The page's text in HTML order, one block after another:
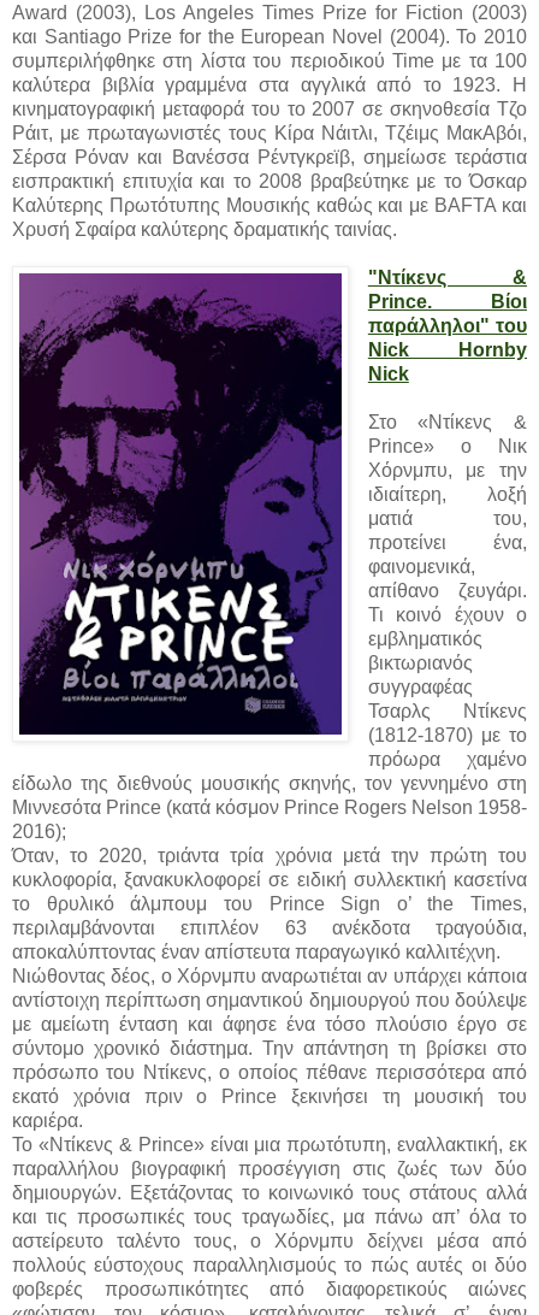
Award (2003), Los Angeles Times Prize for Fiction (2003)
και Santiago Prize for the European Novel (2004). Το 2010
συμπεριλήφθηκε στη λίστα του περιοδικού Time με τα 100
καλύτερα βιβλία γραμμένα στα αγγλικά από το 1923. Η
κινηματογραφική μεταφορά του το 2007 σε σκηνοθεσία Τζο
Ράιτ, με πρωταγωνιστές τους Κίρα Νάιτλι, Τζέιμς ΜακΑβόι,
Σέρσα Ρόναν και Βανέσσα Ρέντγκρεϊβ, σημείωσε τεράστια
εισπρακτική επιτυχία και το 2008 βραβεύτηκε με το Όσκαρ
Καλύτερης Πρωτότυπης Μουσικής καθώς και με BAFTA και
Χρυσή Σφαίρα καλύτερης δραματικής ταινίας.
"Ντίκενς &
Prince. Βίοι
παράλληλοι" του
Nick Hornby
Nick
Στο «Ντίκενς &
Prince» ο Νικ
Χόρνμπυ, με την
ιδιαίτερη, λοξή
ματιά του,
προτείνει ένα,
φαινομενικά,
απίθανο ζευγάρι.
Τι κοινό έχουν ο
εμβληματικός
βικτωριανός
συγγραφέας
Τσαρλς Ντίκενς
(1812-1870) με το
πρόωρα χαμένο
είδωλο της διεθνούς μουσικής σκηνής, τον γεννημένο στη
Μιννεσότα Prince (κατά κόσμον Prince Rogers Nelson 1958-
2016);
Όταν, το 2020, τριάντα τρία χρόνια μετά την πρώτη του
κυκλοφορία, ξανακυκλοφορεί σε ειδική συλλεκτική κασετίνα
το θρυλικό άλμπουμ του Prince Sign o’ the Times,
περιλαμβάνονται επιπλέον 63 ανέκδοτα τραγούδια,
αποκαλύπτοντας έναν απίστευτα παραγωγικό καλλιτέχνη.
Νιώθοντας δέος, ο Χόρνμπυ αναρωτιέται αν υπάρχει κάποια
αντίστοιχη περίπτωση σημαντικού δημιουργού που δούλεψε
με αμείωτη ένταση και άφησε ένα τόσο πλούσιο έργο σε
σύντομο χρονικό διάστημα. Την απάντηση τη βρίσκει στο
πρόσωπο του Ντίκενς, ο οποίος πέθανε περισσότερα από
εκατό χρόνια πριν ο Prince ξεκινήσει τη μουσική του
καριέρα.
Το «Ντίκενς & Prince» είναι μια πρωτότυπη, εναλλακτική, εκ
παραλλήλου βιογραφική προσέγγιση στις ζωές των δύο
δημιουργών. Εξετάζοντας το κοινωνικό τους στάτους αλλά
και τις προσωπικές τους τραγωδίες, μα πάνω απ’ όλα το
αστείρευτο ταλέντο τους, ο Χόρνμπυ δείχνει μέσα από
πολλούς εύστοχους παραλληλισμούς το πώς αυτές οι δύο
φοβερές προσωπικότητες από διαφορετικούς αιώνες